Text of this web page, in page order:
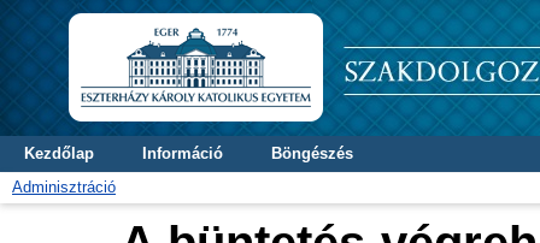
Kezdőlap Információ
Böngészés
Adminisztráció